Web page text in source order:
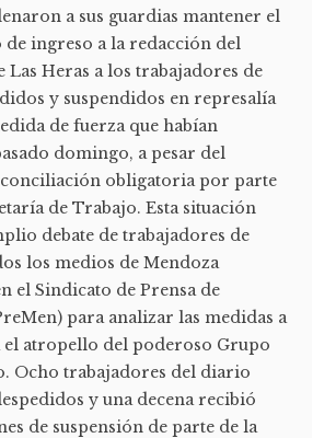
a sus guardias mantener el
ingreso a la redacción del
Heras a los trabajadores de
y suspendidos en represalía
de fuerza que habían
domingo, a pesar del
obligatoria por parte
de Trabajo. Esta situación
debate de trabajadores de
los medios de Mendoza
el Sindicato de Prensa de
para analizar las medidas a
el atropello del poderoso Grupo
Ocho trabajadores del diario
y una decena recibió
de suspensión de parte de la